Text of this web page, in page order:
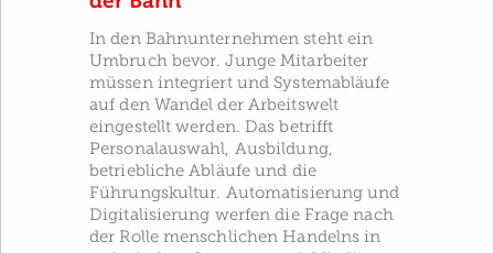
In den Bahnunternehmen steht ein
Umbruch bevor. Junge Mitarbeiter
müssen integriert und Systemabläufe
auf den Wandel der Arbeitswelt
eingestellt werden. Das betrifft
Personalauswahl, Ausbildung,
betriebliche Abläufe und die
Führungskultur. Automatisierung und
Digitalisierung werfen die Frage nach
der Rolle menschlichen Handelns in